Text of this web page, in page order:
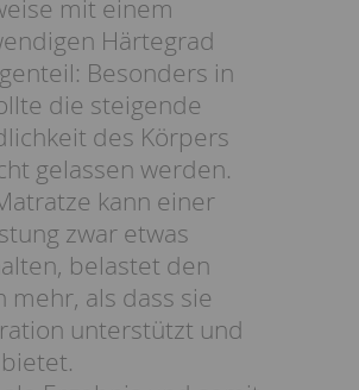
mit einem
Härtegrad
Besonders in
die steigende
des Körpers
gelassen werden.
kann einer
zwar etwas
belastet den
mehr, als dass sie
unterstützt und